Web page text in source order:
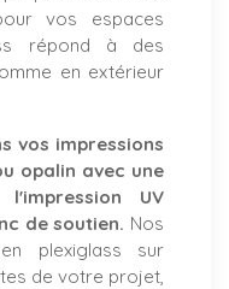
vos espaces
répond à des
en extérieur
vos impressions
opalin avec une
UV
de soutien. Nos
plexiglass sur
de votre projet,